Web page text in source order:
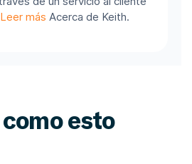
Leer más Acerca de Keith.
esto